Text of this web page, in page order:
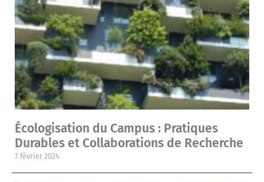
Écologisation du Campus : Pratiques
Durables et Collaborations de Recherche
7 février 2024